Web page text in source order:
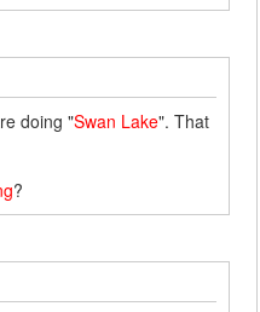
doing "Swan Lake". That
?